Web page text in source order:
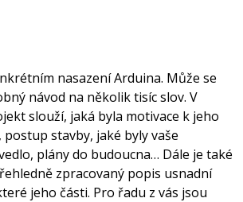
nasazení Arduina. Může se
návod na několik tisíc slov. V
slouží, jaká byla motivace k jeho
stavby, jaké byly vaše
plány do budoucna… Dále je také
zpracovaný popis usnadní
jeho části. Pro řadu z vás jsou